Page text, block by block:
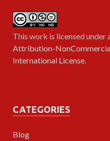
This work is licensed under
Attribution-
International License.
CATEGORIES
Blog